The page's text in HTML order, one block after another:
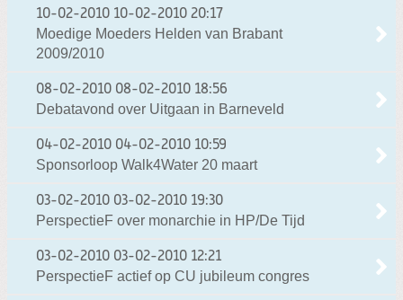
10-02-2010 10-02-2010 20:17
Moedige Moeders Helden van Brabant
2009/2010
08-02-2010 08-02-2010 18:56
Debatavond over Uitgaan in Barneveld
04-02-2010 04-02-2010 10:59
Sponsorloop Walk4Water 20 maart
03-02-2010 03-02-2010 19:30
PerspectieF over monarchie in HP/De Tijd
03-02-2010 03-02-2010 12:21
PerspectieF actief op CU jubileum congres